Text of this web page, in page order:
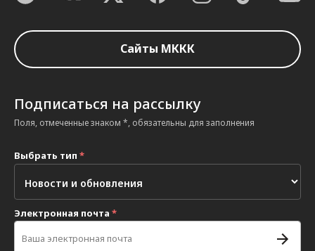
Сайты МККК
Подписаться на рассылку
Поля, отмеченные знаком *, обязательны для заполнения
Выбрать тип *
Электронная почта *